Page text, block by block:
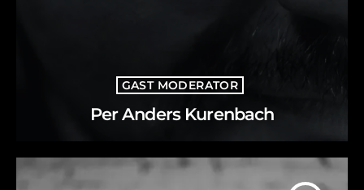
GAST MODERATOR
Per Anders Kurenbach